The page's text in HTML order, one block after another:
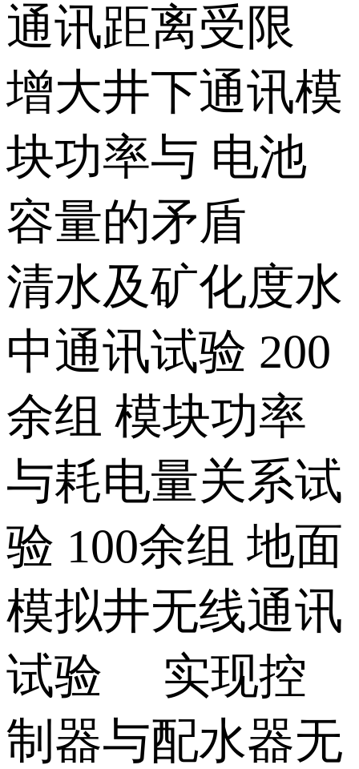
通讯距离受限
增大井下通讯模
块功率与 电池
容量的矛盾
清水及矿化度水
中通讯试验 200
余组 模块功率
与耗电量关系试
验 100余组 地面
模拟井无线通讯
试验 实现控
制器与配水器无